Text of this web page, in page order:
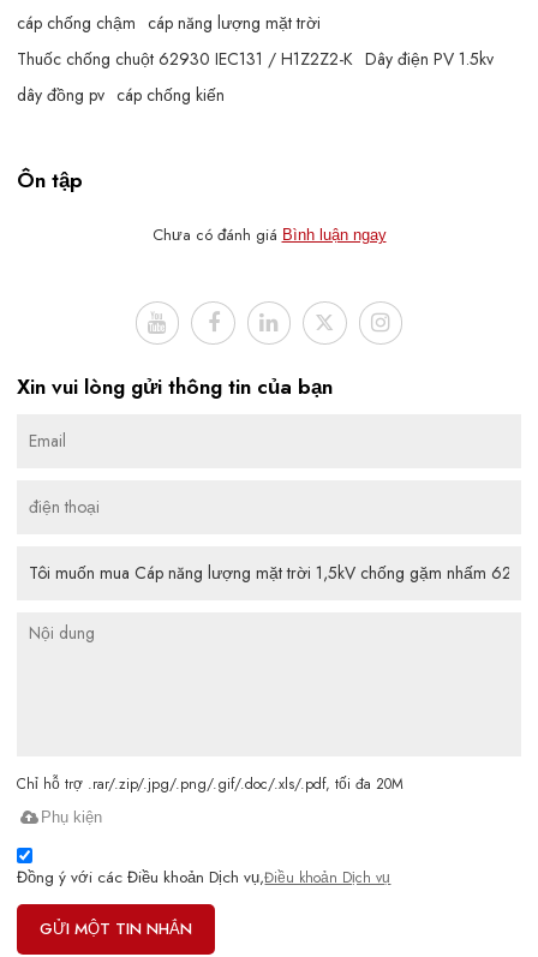
cáp chống chậm cáp năng lượng mặt trời
Thuốc chống chuột 62930 IEC131 / H1Z2Z2-K Dây điện PV 1.5kv
dây đồng pv cáp chống kiến
Ôn tập
Chưa có đánh giá Bình luận ngay
Xin vui lòng gửi thông tin của bạn
Chỉ hỗ trợ .rar/.zip/.jpg/.png/.gif/.doc/.xls/.pdf, tối đa 20M
Phụ kiện
Đồng ý với các Điều khoản Dịch vụ,Điều khoản Dịch vụ
GỬI MỘT TIN NHẮN